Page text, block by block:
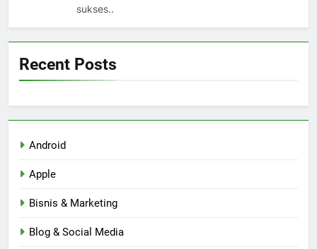
sukses..
Recent Posts
Android
Apple
Bisnis & Marketing
Blog & Social Media